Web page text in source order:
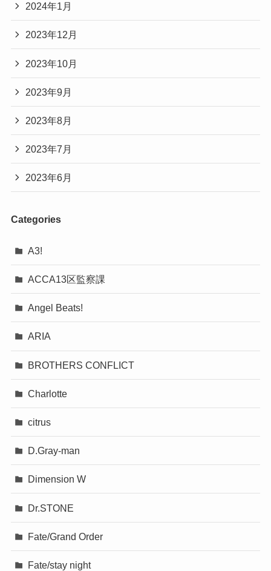
2024年1月
2023年12月
2023年10月
2023年9月
2023年8月
2023年7月
2023年6月
Categories
A3!
ACCA13区監察課
Angel Beats!
ARIA
BROTHERS CONFLICT
Charlotte
citrus
D.Gray-man
Dimension W
Dr.STONE
Fate/Grand Order
Fate/stay night